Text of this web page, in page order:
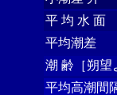
平 均 水 面
平均潮差
潮 齢［朔望
平均高潮間